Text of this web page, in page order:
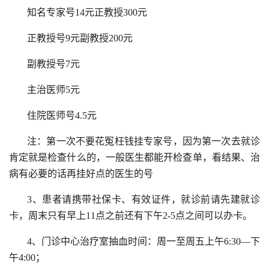
知名专家号14元正教授300元
正教授号9元副教授200元
副教授号7元
主治医师5元
住院医师号4.5元
注：第一次不要花冤枉钱挂专家号，因为第一次去就诊
肯定就是检查什么的，一般医生都能开检查单，看结果、治
病有必要的话再挂好点的医生的号
3、患者请携带社保卡、有效证件，就诊前请先建就诊
卡，周末只有早上11点之前还有下午2-5点之间可以办卡。
4、门诊中心治疗室抽血时间：周一至周五上午6:30—下
午4:00；